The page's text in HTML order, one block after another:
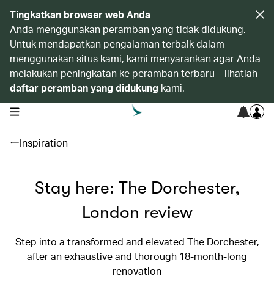
Tingkatkan browser web Anda
Anda menggunakan peramban yang tidak didukung.
Untuk mendapatkan pengalaman terbaik dalam
menggunakan situs kami, kami menyarankan agar Anda
melakukan peningkatan ke peramban terbaru – lihatlah
daftar peramban yang didukung kami.
open navigation menu
Inspiration
Stay here: The Dorchester,
London review
Step into a transformed and elevated The Dorchester,
after an exhaustive and thorough 18-month-long
renovation